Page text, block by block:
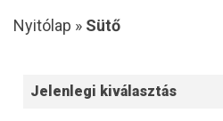
Nyitólap » Sütő
Jelenlegi kiválasztás